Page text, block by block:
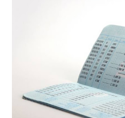
berlokasi di Menara BCA(tepat di
Indonesia), tapi berada di Grand
Sayangnya, saya tidak bisa
karena kartu identitas saya
pembukaan rekening baru pada
pembukaan rekening dengan kartu